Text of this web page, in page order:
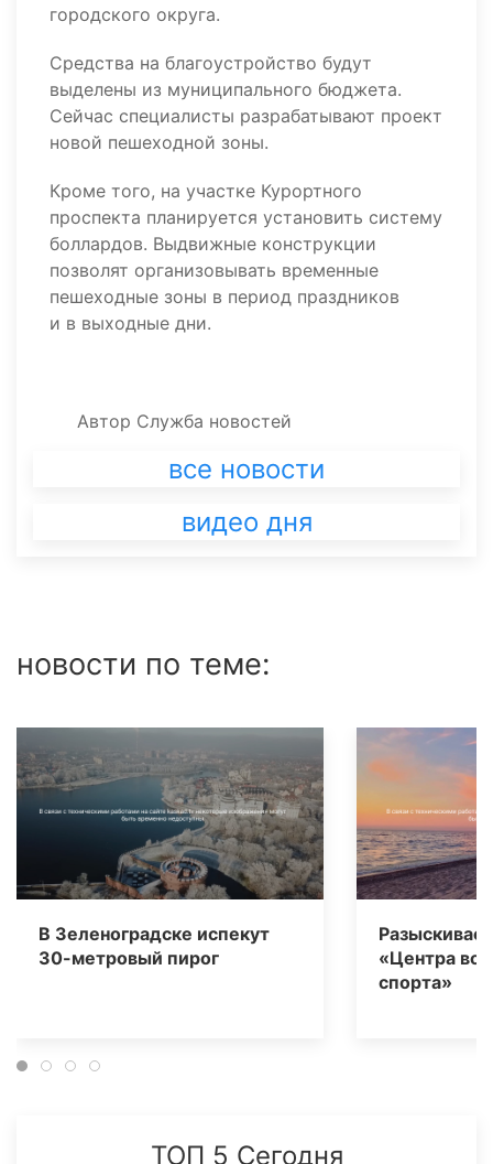
городского округа.
Средства на благоустройство будут
выделены из муниципального бюджета.
Сейчас специалисты разрабатывают проект
новой пешеходной зоны.
Кроме того, на участке Курортного
проспекта планируется установить систему
боллардов. Выдвижные конструкции
позволят организовывать временные
пешеходные зоны в период праздников
и в выходные дни.
Автор Служба новостей
все новости
видео дня
новости по теме:
В Зеленоградске испекут
30-метровый пирог
«Центра
спорта»
ТОП 5 Сегодня